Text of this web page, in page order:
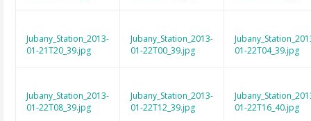
Jubany_Station_2013-
01-21T20_39.jpg
Jubany_Station_2013-
01-22T00_39.jpg
01-22T04_39.jpg
Jubany_Station_2013-
01-22T08_39.jpg
Jubany_Station_2013-
01-22T12_39.jpg
01-22T16_40.jpg